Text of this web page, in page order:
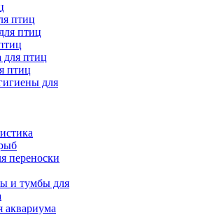
птиц
птиц
для птиц
птиц
для
переноски
и тумбы для
аквариума